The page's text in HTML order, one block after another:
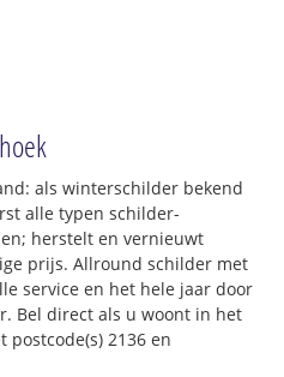
als winterschilder bekend
alle typen schilder-
herstelt en vernieuwt
prijs. Allround schilder met
service en het hele jaar door
Bel direct als u woont in het
postcode(s) 2136 en